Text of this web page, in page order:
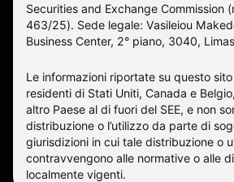
Securities and Exchange Commission
463/25). Sede legale: Vasileiou
Business Center, 2° piano, 3040,
Le informazioni riportate su questo
residenti di Stati Uniti, Canada e
altro Paese al di fuori del SEE, e non
distribuzione o l’utilizzo da parte di
giurisdizioni in cui tale distribuzione o
contravvengono alle normative o alle
localmente vigenti.